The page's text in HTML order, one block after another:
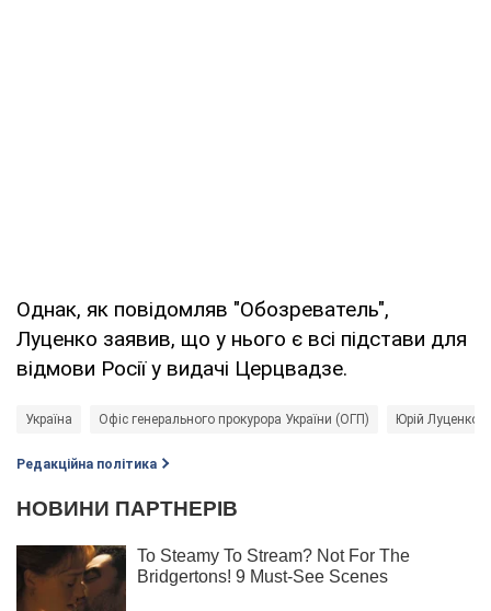
Однак, як повідомляв "Обозреватель",
Луценко заявив, що у нього є всі підстави для
відмови Росії у видачі Церцвадзе.
Україна Офіс генерального прокурора України (ОГП) Юрій Луценко
Редакційна політика